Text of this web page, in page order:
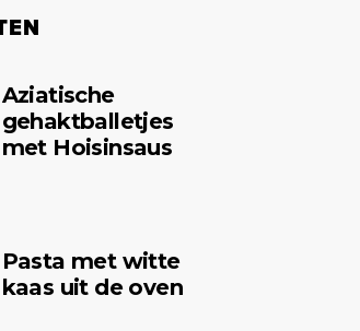
Aziatische
gehaktballetjes
met Hoisinsaus
Pasta met witte
kaas uit de oven